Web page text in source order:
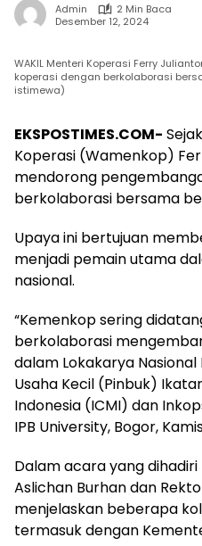
Admin
2 Min Baca
Desember 12, 2024
WAKIL Menteri Koperasi Ferry
koperasi dengan berkolaborasi
istimewa)
EKSPOSTIMES.COM-
Koperasi (Wamenkop)
mendorong
berkolaborasi bersama
Upaya ini bertujuan
menjadi pemain utama
nasional.
“Kemenkop sering
berkolaborasi
dalam Lokakarya Nasional
Usaha Kecil (Pinbuk)
Indonesia (ICMI) dan
IPB University, Bogor,
Dalam acara yang dihadiri
Aslichan Burhan dan
menjelaskan beberapa
termasuk dengan